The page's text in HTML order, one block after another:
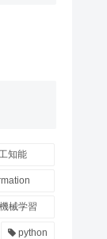
知能
機械学習
python